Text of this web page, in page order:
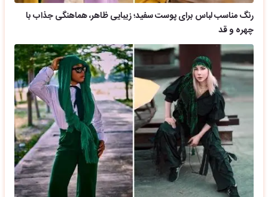
رنگ مناسب لباس برای پوست سفید؛ زیبایی ظاهر، هماهنگی جذاب با
چهره و قد